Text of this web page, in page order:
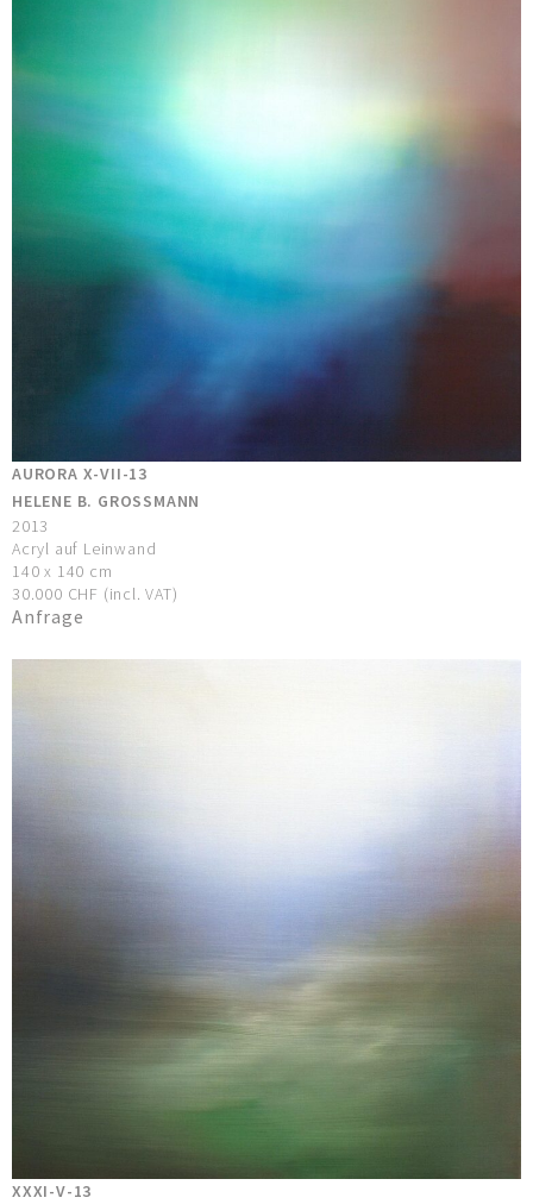
AURORA X-VII-13
HELENE B. GROSSMANN
2013
Acryl auf Leinwand
140 x 140 cm
30.000 CHF (incl. VAT)
Anfrage
XXXI-V-13